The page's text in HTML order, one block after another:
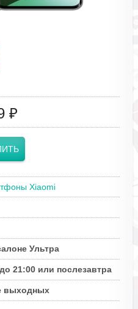
₽
Xiaomi
Ультра
21:00 или послезавтра
выходных